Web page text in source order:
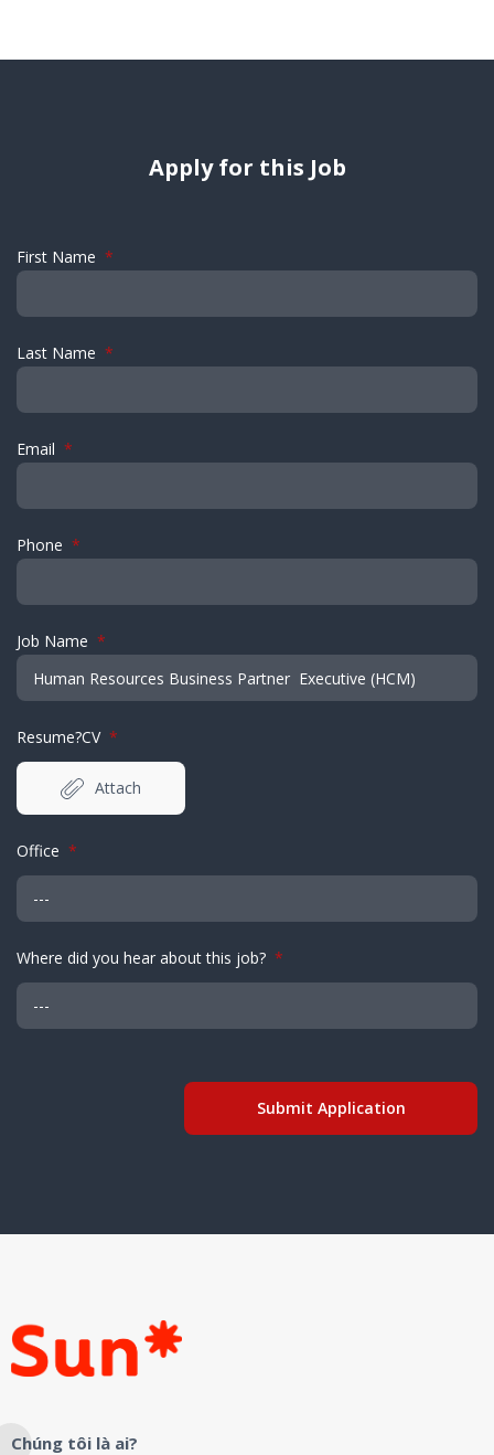
Apply for this Job
First Name *
Last Name *
Email *
Phone *
Job Name *
Resume?CV *
Attach
Office *
Where did you hear about this job? *
Chúng tôi là ai?